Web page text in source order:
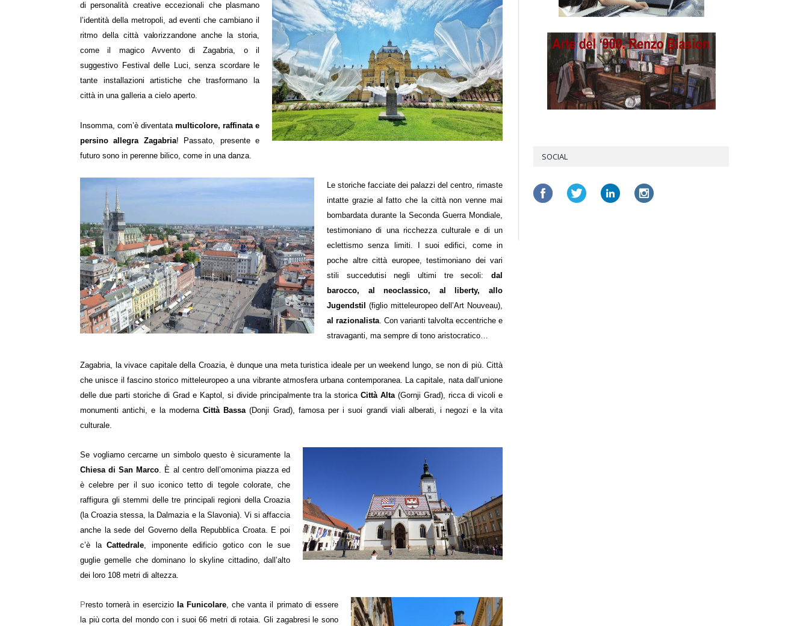
di personalità creative eccezionali che plasmano
l’identità della metropoli, ad eventi che cambiano il
ritmo della città valorizzandone anche la storia,
come il magico Avvento di Zagabria, o il
suggestivo Festival delle Luci, senza scordare le
tante installazioni artistiche che trasformano la
città in una galleria a cielo aperto.
Insomma, com’è diventata multicolore, raffinata e
persino allegra Zagabria! Passato, presente e
futuro sono in perenne bilico, come in una danza.
Le storiche facciate dei palazzi del centro, rimaste
intatte grazie al fatto che la città non venne mai
bombardata durante la Seconda Guerra Mondiale,
testimoniano di una ricchezza culturale e di un
eclettismo senza limiti. I suoi edifici, come in
poche altre città europee, testimoniano dei vari
stili succedutisi negli ultimi tre secoli: dal
barocco, al neoclassico, al liberty, allo
Jugendstil (figlio mitteleuropeo dell’Art Nouveau),
al razionalista . Con varianti talvolta eccentriche e
stravaganti, ma sempre di tono aristocratico…
Zagabria, la vivace capitale della Croazia, è dunque una meta turistica ideale per un weekend lungo, se non di più. Città
che unisce il fascino storico mitteleuropeo a una vibrante atmosfera urbana contemporanea.
La capitale, nata dall’unione
delle due parti storiche di Grad e Kaptol, si divide principalmente tra la storicaCittà Alta (Gornji Grad), ricca di vicoli e
monumenti antichi, e la moderna Città Bassa (Donji Grad), famosa per i suoi grandi viali alberati, i negozi e la vita
culturale.
Se vogliamo cercarne un simbolo questo è sicuramente la
Chiesa di San Marco . È al centro dell’omonima piazza ed
è celebre per il suo iconico tetto di tegole colorate, che
raffigura gli stemmi delle tre principali regioni della Croazia
(la Croazia stessa, la Dalmazia e la Slavonia). Vi si affaccia
anche la sede del Governo della Repubblica Croata.
E poi
c’è la Cattedrale , imponente edificio gotico con le sue
guglie gemelle che dominano lo skyline cittadino, dall’alto
dei loro 108 metri di altezza.
Presto tornerà in esercizio la Funicolare, che vanta il primato di essere
la più corta del mondo con i suoi 66 metri di rotaia. Gli zagabresi le sono
SOCIAL